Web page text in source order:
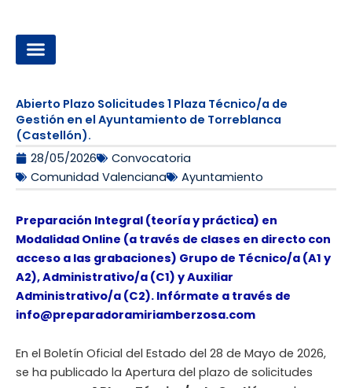
contenido
Abierto Plazo Solicitudes 1 Plaza Técnico/a de
Gestión en el Ayuntamiento de Torreblanca
(Castellón).
28/05/2026
Convocatoria
Comunidad Valenciana
Ayuntamiento
Preparación Integral (teoría y práctica) en
Modalidad Online (a través de clases en directo con
acceso a las grabaciones) Grupo de Técnico/a (A1 y
A2), Administrativo/a (C1) y Auxiliar
Administrativo/a (C2). Infórmate a través de
info@preparadoramiriamberzosa.com
En el Boletín Oficial del Estado del 28 de Mayo de 2026,
se ha publicado la Apertura del plazo de solicitudes